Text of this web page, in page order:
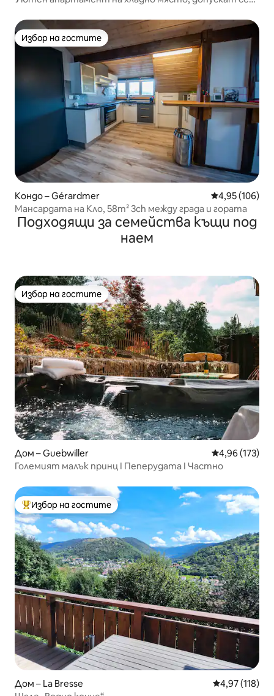
Избор на гостите
Избор на гостите
Кондо – Gérardmer Средна
4,95 (106)
Мансардата на Кло, 58m² 3ch между града и гората
Подходящи за семейства къщи под
наем
Избор на гостите
Избор на гостите
Дом – Guebwiller Средна
4,96 (173)
Големият малък принц I Пеперудата I Частно
Най-популярен избор на гостите
Избор на гостите
Дом – La Bresse Средна
4,97 (118)